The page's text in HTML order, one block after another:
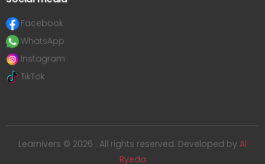
Facebook
WhatsApp
Instagram
TikTok
Learnivers © 2026 . All rights reserved. Developed by Al
Ryeda